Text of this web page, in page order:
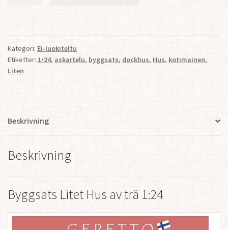
1:24
mängd
Kategori: Ei-luokiteltu
Etiketter: 1/24, askartelu, byggsats, dockhus, Hus, kotimainen,
Liten
Beskrivning
Beskrivning
Byggsats Litet Hus av trä 1:24